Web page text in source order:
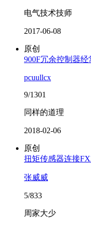
电气技术技师
2017-06-08
原创
900F冗余控制器
pcuullcx
9/1301
同样的道理
2018-02-06
原创
扭矩传感器连接
张威威
5/833
周家大少